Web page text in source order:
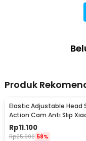
Produk
Elastic Adjustable Head
Action Cam Anti Slip
GoPro - GP020
Rp11.100
Rp25.900 58%